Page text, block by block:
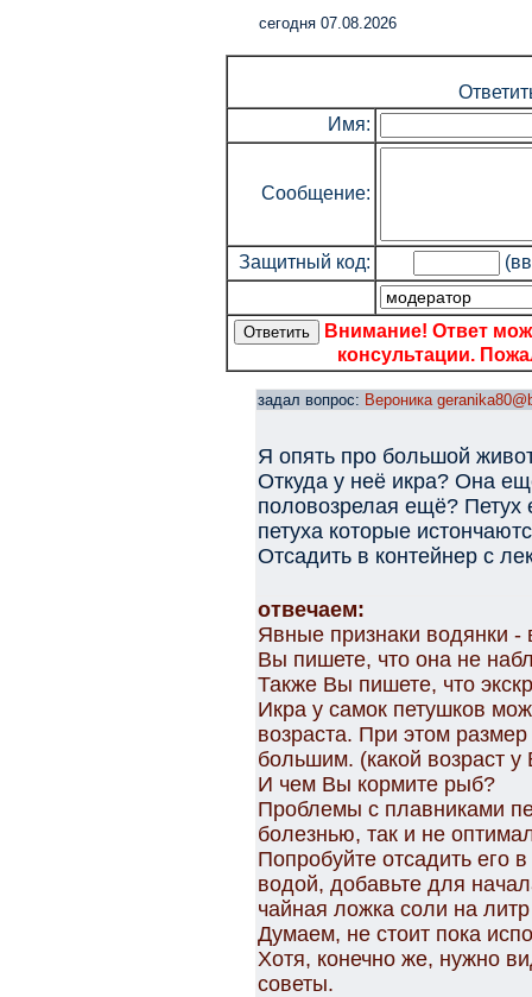
cегодня 07.08.2026
Имя:
Сообщение:
Защитный код:
Внимание! Ответ
консультации.
задал вопрос: Вероника
Я опять про большой
Откуда у неё икра? Она
половозрелая ещё? Петух
петуха которые
Отсадить в контейнер с
отвечаем:
Явные признаки водянки
Вы пишете, что она не
Также Вы пишете, что
Икра у самок петушков
возраста. При этом
большим. (какой возраст
И чем Вы кормите рыб?
Проблемы с плавниками
болезнью, так и не
Попробуйте отсадить его
водой, добавьте для
чайная ложка соли на
Думаем, не стоит пока
Хотя, конечно же, нужно
советы.